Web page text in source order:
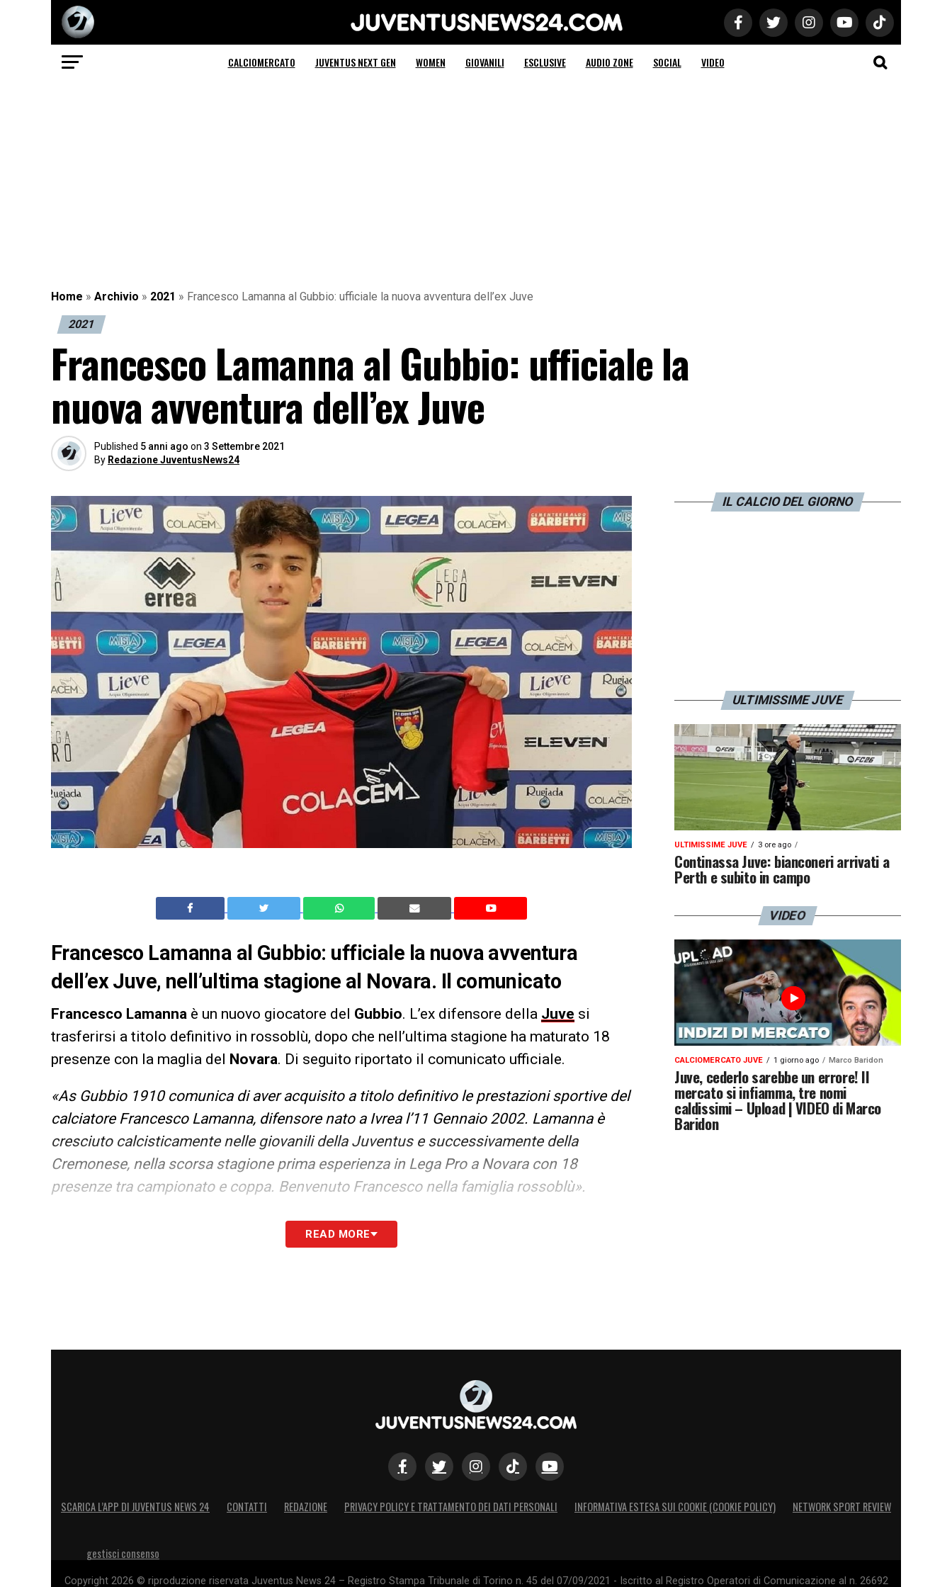
Juventus News 24
CALCIOMERCATO JUVENTUS NEXT GEN WOMEN GIOVANILI ESCLUSIVE AUDIO ZONE SOCIAL VIDEO
Home » Archivio » 2021 » Francesco Lamanna al Gubbio: ufficiale la nuova avventura dell’ex Juve
2021
Francesco Lamanna al Gubbio: ufficiale la
nuova avventura dell’ex Juve
Published 5 anni ago on 3 Settembre 2021
By Redazione JuventusNews24
Francesco Lamanna al Gubbio: ufficiale la nuova avventura
dell’ex Juve, nell’ultima stagione al Novara. Il comunicato
Francesco Lamanna è un nuovo giocatore del Gubbio. L’ex difensore della Juve si
trasferirsi a titolo definitivo in rossoblù, dopo che nell’ultima stagione ha maturato 18
presenze con la maglia del
Novara. Di seguito riportato il comunicato ufficiale.
«As Gubbio 1910 comunica di aver acquisito a titolo definitivo le prestazioni sportive del
calciatore Francesco Lamanna, difensore nato a Ivrea l’11 Gennaio 2002. Lamanna è
cresciuto calcisticamente nelle giovanili della Juventus e successivamente della
Cremonese, nella scorsa stagione prima esperienza in Lega Pro a Novara con 18
presenze tra campionato e coppa. Benvenuto Francesco nella famiglia rossoblù».
LA PLAYLIST DELLE NOSTRE TOP NEWSREAD MORE
IL CALCIO DEL GIORNO
ULTIMISSIME JUVE
ULTIMISSIME JUVE 3 ore ago
Continassa Juve: bianconeri arrivati a
Perth e subito in campo
VIDEO
CALCIOMERCATO JUVE 1 giorno ago Marco Baridon
Juve, cederlo sarebbe un errore! Il
mercato si infiamma, tre nomi
caldissimi – Upload | VIDEO di Marco
Baridon
SCARICA L’APP DI JUVENTUS NEWS 24 CONTATTI REDAZIONE PRIVACY POLICY E TRATTAMENTO DEI DATI PERSONALI INFORMATIVA ESTESA SUI COOKIE (COOKIE POLICY) NETWORK SPORT REVIEW
gestisci consenso
Copyright 2026 © riproduzione riservata Juventus News 24 – Registro Stampa Tribunale di Torino n. 45 del 07/09/2021 - Iscritto al Registro Operatori di Comunicazione al n. 26692